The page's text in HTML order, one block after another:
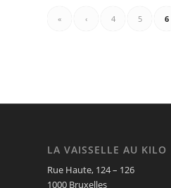
« ‹ 4 5 6
LA VAISSELLE AU KILO
Rue Haute, 124 – 126
1000 Bruxelles